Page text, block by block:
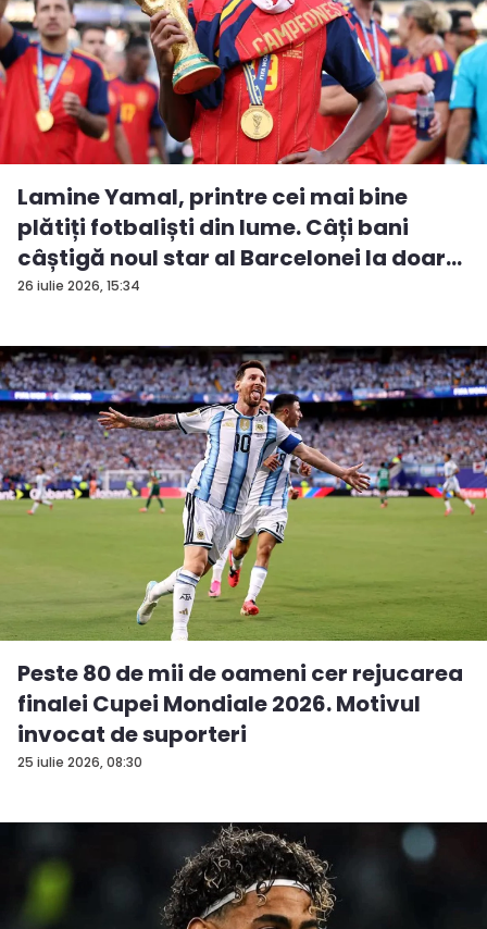
26 iulie 2026, 15:34
Lamine Yamal, printre cei mai bine
plătiți fotbaliști din lume. Câți bani
câștigă noul star al Barcelonei la doar...
25 iulie 2026, 08:30
Peste 80 de mii de oameni cer rejucarea
finalei Cupei Mondiale 2026. Motivul
invocat de suporteri